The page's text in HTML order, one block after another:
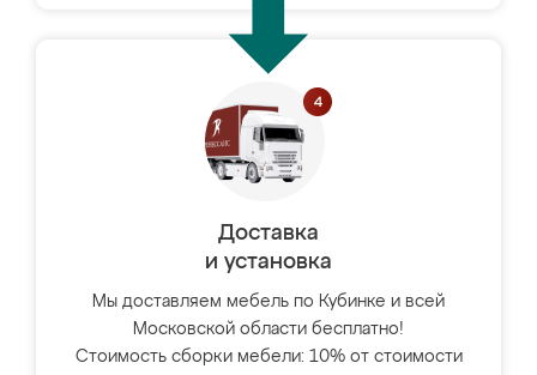
Доставка
и установка
Мы доставляем мебель по Кубинке и всей
Московской области бесплатно!
Стоимость сборки мебели: 10% от стоимости